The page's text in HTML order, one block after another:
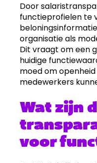
Door
functieprofielen te
organisatie als
Dit vraagt om een
huidige
moed om
medewerkers
Wat zijn
voor